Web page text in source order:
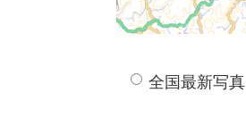
全国最新写